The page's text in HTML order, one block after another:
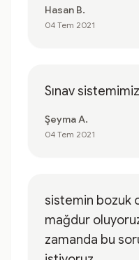
Hasan B.
04 Tem 2021
Sınav
Şeyma A.
04 Tem 2021
sistemin bozuk
mağdur
zamanda bu